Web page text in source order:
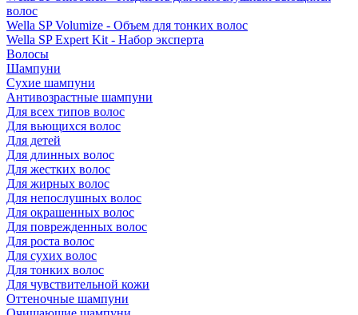
волос
Wella SP Volumize - Объем для тонких волос
Wella SP Expert Kit - Набор эксперта
Волосы
Шампуни
Сухие шампуни
Антивозрастные шампуни
Для всех типов волос
Для вьющихся волос
Для детей
Для длинных волос
Для жестких волос
Для жирных волос
Для непослушных волос
Для окрашенных волос
Для поврежденных волос
Для роста волос
Для сухих волос
Для тонких волос
Для чувствительной кожи
Оттеночные шампуни